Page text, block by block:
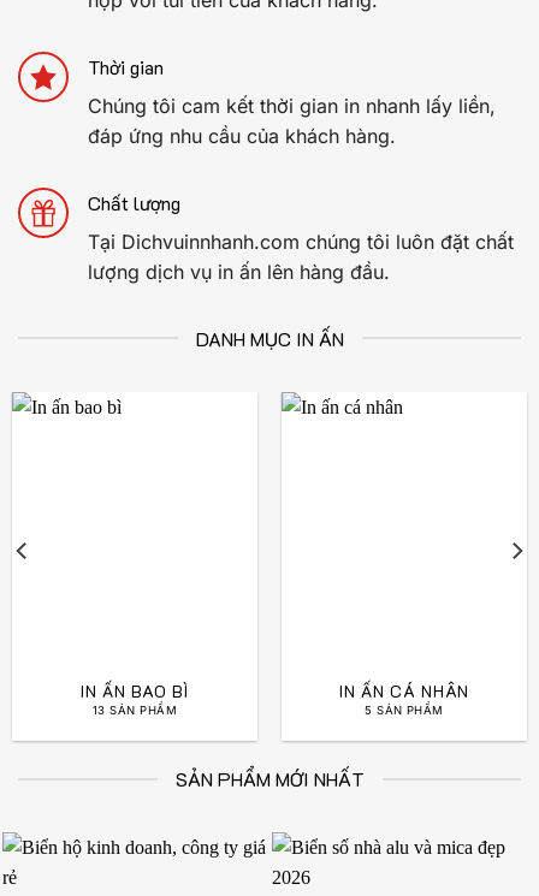
Thời gian
Chúng tôi cam kết thời gian in nhanh lấy liền,
đáp ứng nhu cầu của khách hàng.
Chất lượng
Tại Dichvuinnhanh.com chúng tôi luôn đặt chất
lượng dịch vụ in ấn lên hàng đầu.
DANH MỤC IN ẤN
IN ẤN BAO BÌ
13 SẢN PHẨM
IN ẤN CÁ NHÂN
5 SẢN PHẨM
SẢN PHẨM MỚI NHẤT